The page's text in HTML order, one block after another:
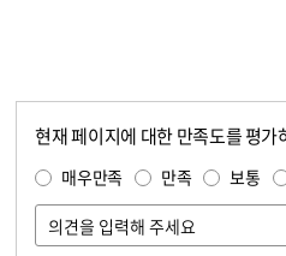
현재 페이지에 대한 만족도를 평가
매우만족 만족 보통